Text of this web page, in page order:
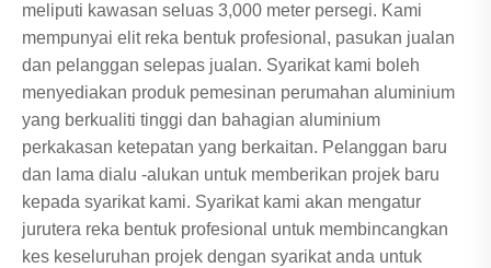
meliputi kawasan seluas 3,000 meter persegi. Kami
mempunyai elit reka bentuk profesional, pasukan jualan
dan pelanggan selepas jualan. Syarikat kami boleh
menyediakan produk pemesinan perumahan aluminium
yang berkualiti tinggi dan bahagian aluminium
perkakasan ketepatan yang berkaitan. Pelanggan baru
dan lama dialu -alukan untuk memberikan projek baru
kepada syarikat kami. Syarikat kami akan mengatur
jurutera reka bentuk profesional untuk membincangkan
kes keseluruhan projek dengan syarikat anda untuk